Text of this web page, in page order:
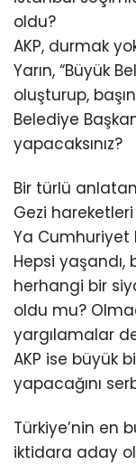
oldu?
AKP, durmak
Yarın, “Büyük
oluşturup,
Belediye
yapacaksınız?
Bir türlü
Gezi
Ya Cumhuriyet
Hepsi
herhangi bir
oldu mu?
yargılamalar
AKP ise büyük
yapacağını
Türkiye’nin en
iktidara aday